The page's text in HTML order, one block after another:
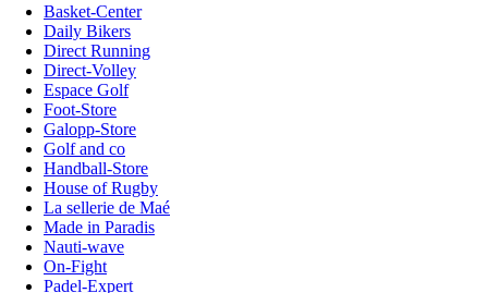
Basket-Center
Daily Bikers
Direct Running
Direct-Volley
Espace Golf
Foot-Store
Galopp-Store
Golf and co
Handball-Store
House of Rugby
La sellerie de Maé
Made in Paradis
Nauti-wave
On-Fight
Padel-Expert